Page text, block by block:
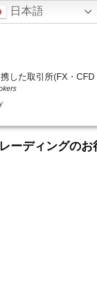
した取引所(FX・CFD
ーディングの
日本語